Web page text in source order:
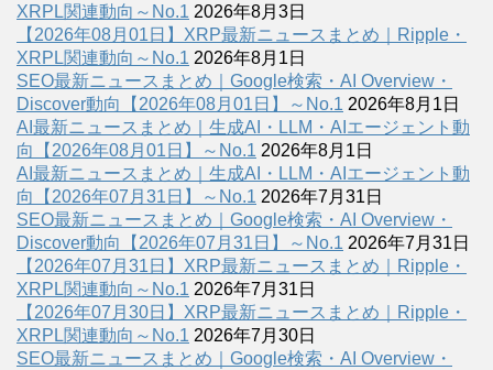
XRPL関連動向～No.1 2026年8月3日
【2026年08月01日】XRP最新ニュースまとめ｜Ripple・
XRPL関連動向～No.1 2026年8月1日
SEO最新ニュースまとめ｜Google検索・AI Overview・
Discover動向【2026年08月01日】～No.1 2026年8月1日
AI最新ニュースまとめ｜生成AI・LLM・AIエージェント動
向【2026年08月01日】～No.1 2026年8月1日
AI最新ニュースまとめ｜生成AI・LLM・AIエージェント動
向【2026年07月31日】～No.1 2026年7月31日
SEO最新ニュースまとめ｜Google検索・AI Overview・
Discover動向【2026年07月31日】～No.1 2026年7月31日
【2026年07月31日】XRP最新ニュースまとめ｜Ripple・
XRPL関連動向～No.1 2026年7月31日
【2026年07月30日】XRP最新ニュースまとめ｜Ripple・
XRPL関連動向～No.1 2026年7月30日
SEO最新ニュースまとめ｜Google検索・AI Overview・